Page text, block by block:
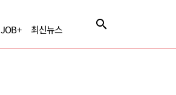
JOB+ 최신뉴스